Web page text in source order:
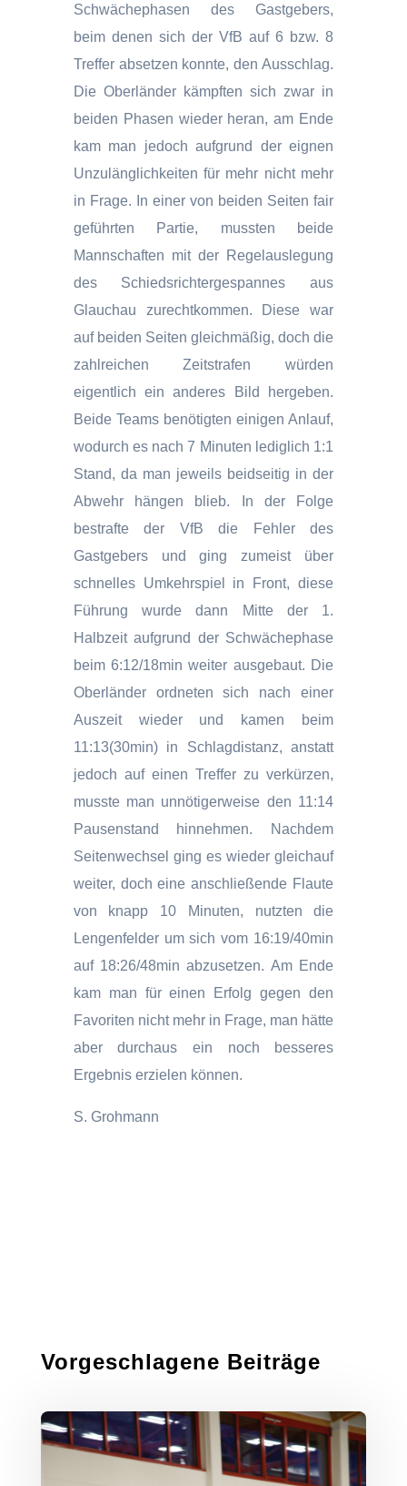
Schwächephasen des Gastgebers,
beim denen sich der VfB auf 6 bzw. 8
Treffer absetzen konnte, den Ausschlag.
Die Oberländer kämpften sich zwar in
beiden Phasen wieder heran, am Ende
kam man jedoch aufgrund der eignen
Unzulänglichkeiten für mehr nicht mehr
in Frage. In einer von beiden Seiten fair
geführten Partie, mussten beide
Mannschaften mit der Regelauslegung
des Schiedsrichtergespannes aus
Glauchau zurechtkommen. Diese war
auf beiden Seiten gleichmäßig, doch die
zahlreichen Zeitstrafen würden
eigentlich ein anderes Bild hergeben.
Beide Teams benötigten einigen Anlauf,
wodurch es nach 7 Minuten lediglich 1:1
Stand, da man jeweils beidseitig in der
Abwehr hängen blieb. In der Folge
bestrafte der VfB die Fehler des
Gastgebers und ging zumeist über
schnelles Umkehrspiel in Front, diese
Führung wurde dann Mitte der 1.
Halbzeit aufgrund der Schwächephase
beim 6:12/18min weiter ausgebaut. Die
Oberländer ordneten sich nach einer
Auszeit wieder und kamen beim
11:13(30min) in Schlagdistanz, anstatt
jedoch auf einen Treffer zu verkürzen,
musste man unnötigerweise den 11:14
Pausenstand hinnehmen. Nachdem
Seitenwechsel ging es wieder gleichauf
weiter, doch eine anschließende Flaute
von knapp 10 Minuten, nutzten die
Lengenfelder um sich vom 16:19/40min
auf 18:26/48min abzusetzen. Am Ende
kam man für einen Erfolg gegen den
Favoriten nicht mehr in Frage, man hätte
aber durchaus ein noch besseres
Ergebnis erzielen können.
S. Grohmann
Vorgeschlagene Beiträge